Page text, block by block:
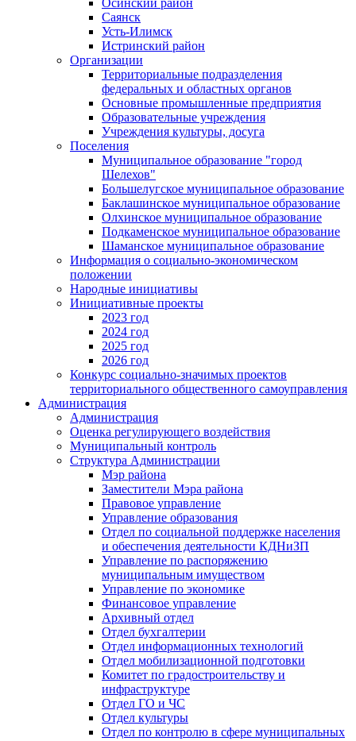
Саянск
Усть-Илимск
Истринский район
Организации
Территориальные подразделения
федеральных и областных органов
Основные промышленные предприятия
Образовательные учреждения
Учреждения культуры, досуга
Поселения
Муниципальное образование "город
Шелехов"
Большелугское муниципальное образование
Баклашинское муниципальное образование
Олхинское муниципальное образование
Подкаменское муниципальное образование
Шаманское муниципальное образование
Информация о социально-экономическом
положении
Народные инициативы
Инициативные проекты
2023 год
2024 год
2025 год
2026 год
Конкурс социально-значимых проектов
территориального общественного самоуправления
Администрация
Администрация
Оценка регулирующего воздействия
Муниципальный контроль
Структура Администрации
Мэр района
Заместители Мэра района
Правовое управление
Управление образования
Отдел по социальной поддержке населения
и обеспечения деятельности КДНиЗП
Управление по распоряжению
муниципальным имуществом
Управление по экономике
Финансовое управление
Архивный отдел
Отдел бухгалтерии
Отдел информационных технологий
Отдел мобилизационной подготовки
Комитет по градостроительству и
инфраструктуре
Отдел ГО и ЧС
Отдел культуры
Отдел по контролю в сфере муниципальных